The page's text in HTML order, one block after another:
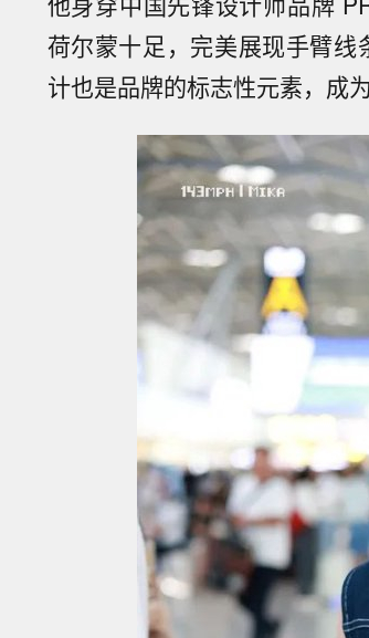
荷尔蒙十足，完美展现手臂
计也是品牌的标志性元素，成